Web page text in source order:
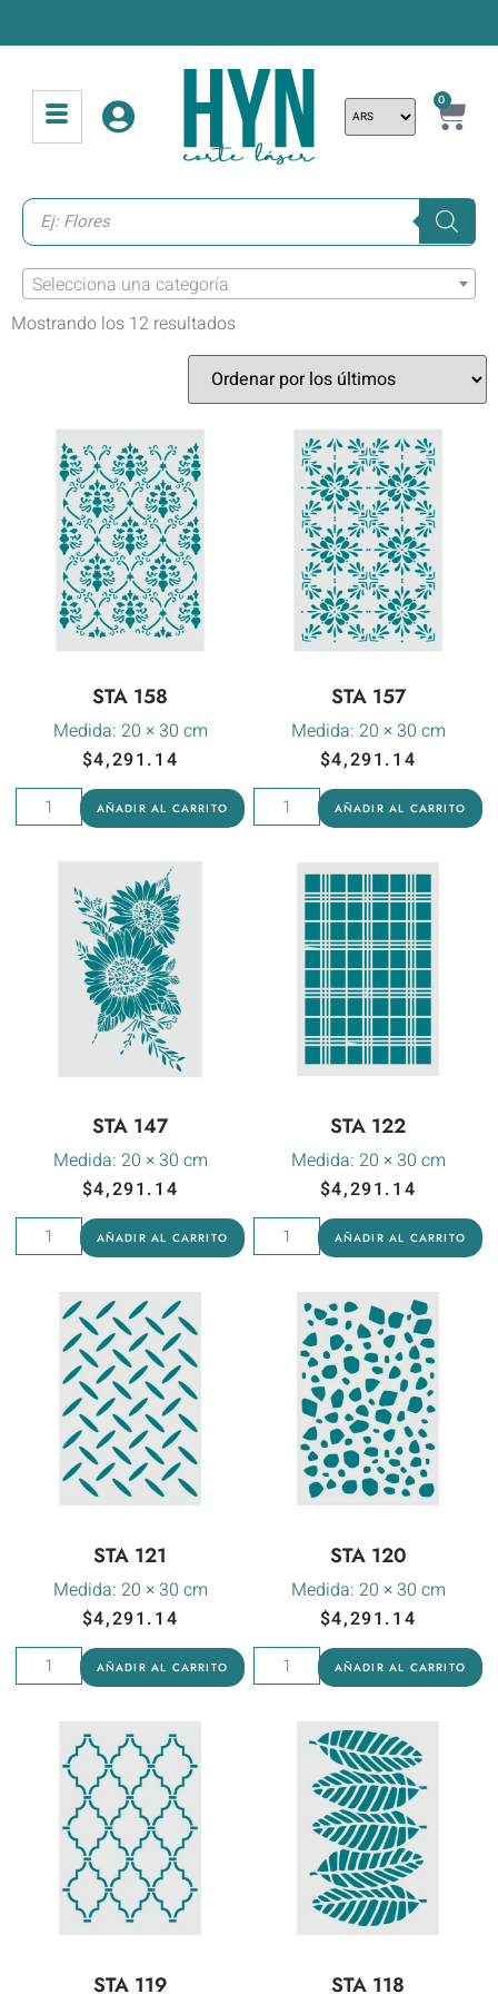
0
Selecciona una categoría
Mostrando los 12 resultados
STA 158
Medida: 20 × 30 cm
$4,291.14
AÑADIR AL CARRITO
STA 157
Medida: 20 × 30 cm
$4,291.14
AÑADIR AL CARRITO
STA 147
Medida: 20 × 30 cm
$4,291.14
AÑADIR AL CARRITO
STA 122
Medida: 20 × 30 cm
$4,291.14
AÑADIR AL CARRITO
STA 121
Medida: 20 × 30 cm
$4,291.14
AÑADIR AL CARRITO
STA 120
Medida: 20 × 30 cm
$4,291.14
AÑADIR AL CARRITO
STA 119 STA 118